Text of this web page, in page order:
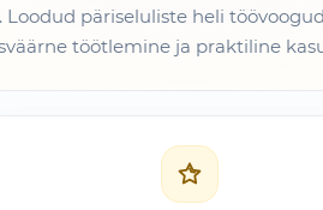
päriseluliste heli
töötlemine ja praktiline